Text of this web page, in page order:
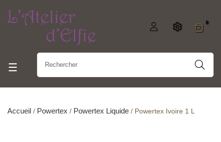
0
Basculer la navigation
☰
Accueil Powertex Powertex Liquide Powertex Ivoire 1 L